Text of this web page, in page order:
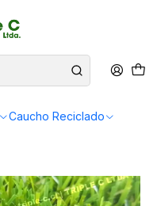
Caucho Reciclado
sintético para 500 m2